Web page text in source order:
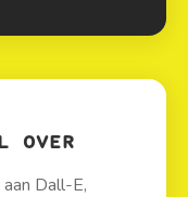
OVER
Dall-E,